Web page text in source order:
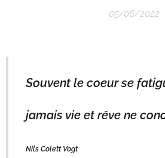
05/06/2022
Souvent le coeur se
jamais vie et rêve ne
Nils Colett Vogt